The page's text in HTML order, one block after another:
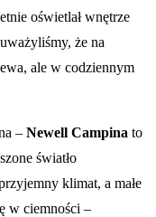
oświetlał wnętrze
że na
ale w codziennym
– Newell Campina to
światło
klimat, a małe
w ciemności –